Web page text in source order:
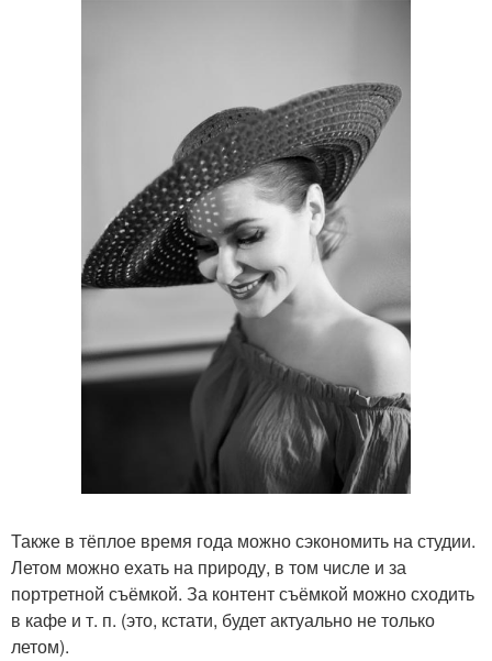
Также в тёплое время года можно сэкономить на студии.
Летом можно ехать на природу, в том числе и за
портретной съёмкой. За контент съёмкой можно сходить
в кафе и т. п. (это, кстати, будет актуально не только
летом).